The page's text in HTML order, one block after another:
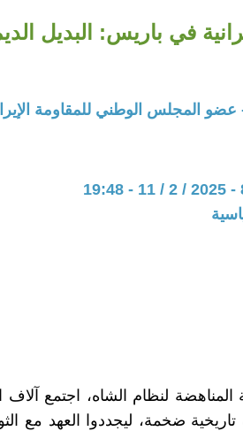
في باريس: البديل
المجلس الوطني للمقاومة
المناهضة لنظام الشاه، اجتمع آلاف
ضخمة، ليجددوا العهد مع